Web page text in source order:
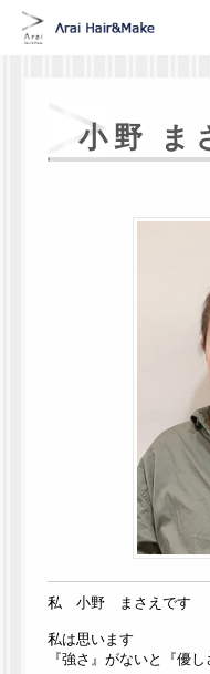
CONCEPT
MAKE/ESTE
小野 ま
私 小野 まさえです
私は思います
『強さ』がないと『優